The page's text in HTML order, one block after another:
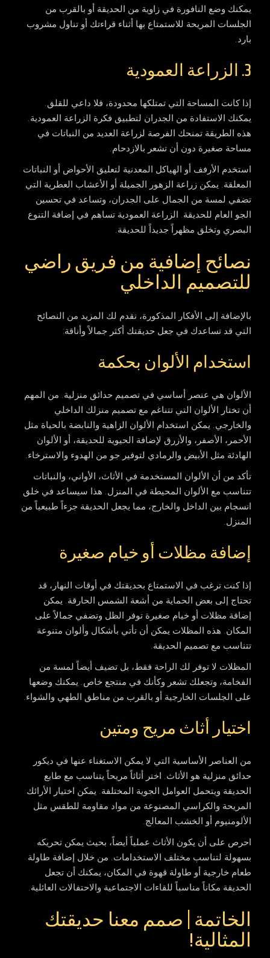
يمكنك وضع النافورة في زاوية من الحديقة أو بالقرب من
الجلسات المريحة للاستمتاع بها أثناء قراءتك أو تناول مشروب
بارد.
3. الزراعة العمودية
إذا كانت المساحة التي تمتلكها محدودة، فلا داعي للقلق.
يمكنك الاستفادة من الجدران لتطبيق فكرة الزراعة العمودية.
هذه الطريقة تمنحك الفرصة لزراعة العديد من النباتات في
مساحة صغيرة دون أن تشعر بالازدحام.
استخدم الأرفف أو الهياكل المعدنية لتعليق الأحواض أو النباتات
المعلقة. يمكن زراعة الزهور الجميلة أو الأعشاب العطرية التي
تضفي لمسة من الجمال على الجدران، وتساعد في تحسين
الجو العام للحديقة. الزراعة العمودية تساهم في إضافة التنوع
البصري وتخلق مظهراً جديداً للحديقة.
نصائح إضافية من فريق راضي
للتصميم الداخلي
بالإضافة إلى الأفكار المذكورة، نقدم لك المزيد من النصائح
التي قد تساعدك في جعل حديقتك أكثر جمالاً وأناقة:
استخدام الألوان بحكمة
الألوان هي عنصر أساسي في تصميم حدائق منزلية. من المهم
أن تختار الألوان التي تتناغم مع تصميم منزلك الداخلي
والخارجي. يمكن استخدام الألوان الزاهية والنابضة بالحياة مثل
الأحمر، الأصفر، والأزرق لإضافة الحيوية للحديقة، أو الألوان
الهادئة مثل الأبيض والرمادي لتوفير جو من الهدوء والاسترخاء.
تأكد من أن الألوان المستخدمة في الأثاث، الأواني، والنباتات
تتناسب مع الألوان المحيطة في المنزل. هذا سيساعد في خلق
انسجام بين الداخل والخارج، مما يجعل الحديقة جزءاً طبيعياً من
المنزل.
إضافة مظلات أو خيام صغيرة
إذا كنت ترغب في الاستمتاع بحديقتك في أوقات النهار، قد
تحتاج إلى بعض الحماية من أشعة الشمس الحارقة. يمكن
إضافة مظلات أو خيام صغيرة توفر الظل وتضفي جمالاً على
المكان. هذه المظلات يمكن أن تأتي بأشكال وألوان متنوعة
تتناسب مع تصميم الحديقة.
المظلات لا توفر لك الراحة فقط، بل تضيف أيضاً لمسة من
الفخامة، وتجعلك تشعر وكأنك في منتجع خاص. يمكنك وضعها
على الجلسات الخارجية أو بالقرب من مناطق الطهي والشواء.
اختيار أثاث مريح ومتين
من العناصر الأساسية التي لا يمكن الاستغناء عنها في ديكور
حدائق منزلية هو الأثاث. اختر أثاثاً مريحاً يتناسب مع طابع
الحديقة ويتحمل العوامل الجوية المختلفة. يمكن اختيار الأرائك
المريحة والكراسي المصنوعة من مواد مقاومة للطقس مثل
الألومنيوم أو الخشب المعالج.
احرص على أن يكون الأثاث عملياً أيضاً، بحيث يمكن تحريكه
بسهولة لتناسب مختلف الاستخدامات. من خلال إضافة طاولة
طعام خارجية أو طاولة قهوة في المكان، يمكنك أن تجعل
الحديقة مكاناً مناسباً للقاءات الاجتماعية والاحتفالات العائلية.
الخاتمة | صمم معنا حديقتك
المثالية!